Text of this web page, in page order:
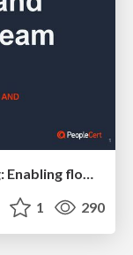
1 290